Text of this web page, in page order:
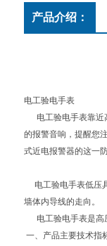
产品介绍：
电工验电手表
电工验电手表靠近
的报警音响，提醒您
式近电报警器的这一
电工验电手表低压
墙体内导线的走向。
电工验电手表是高
一、产品主要技术指